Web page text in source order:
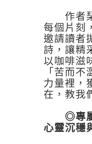
作者琹
每個片刻
邀請讀者
詩，讓精
以咖啡滋
「苦而
力量裡，
在，教我
◎專屬
心靈沉穩